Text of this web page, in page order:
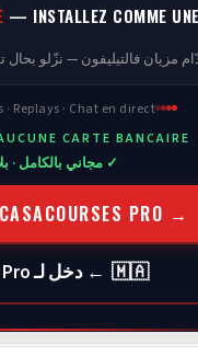
— INSTALLEZ COMME UNE
مزيان فالتيليفون — نزّلو بحال
· Replays · Chat en direct
CARTE BANCAIRE
✓ مجاني بالكامل ·
PRO →
🇲🇦 ← دخل لـ CasaCourses Pro